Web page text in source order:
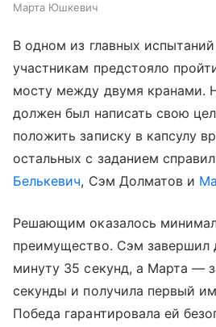
Марта Юшкевич
В одном из главных
участникам предстояло
мосту между двумя кранами.
должен был написать свою
положить записку в капсулу
остальных с заданием
Белькевич, Сэм Долматов и
Решающим оказалось
преимущество. Сэм завершил
минуту 35 секунд, а Марта —
секунды и получила первый
Победа гарантировала ей